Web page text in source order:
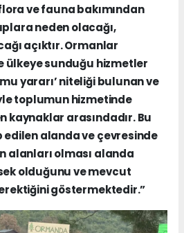
ve fauna bakımından
neden olacağı,
açıktır. Ormanlar
ülkeye sunduğu hizmetler
yararı’ niteliği bulunan ve
toplumun hizmetinde
kaynaklar arasındadır. Bu
alanda ve çevresinde
alanları olması alanda
olduğunu ve mevcut
göstermektedir.”